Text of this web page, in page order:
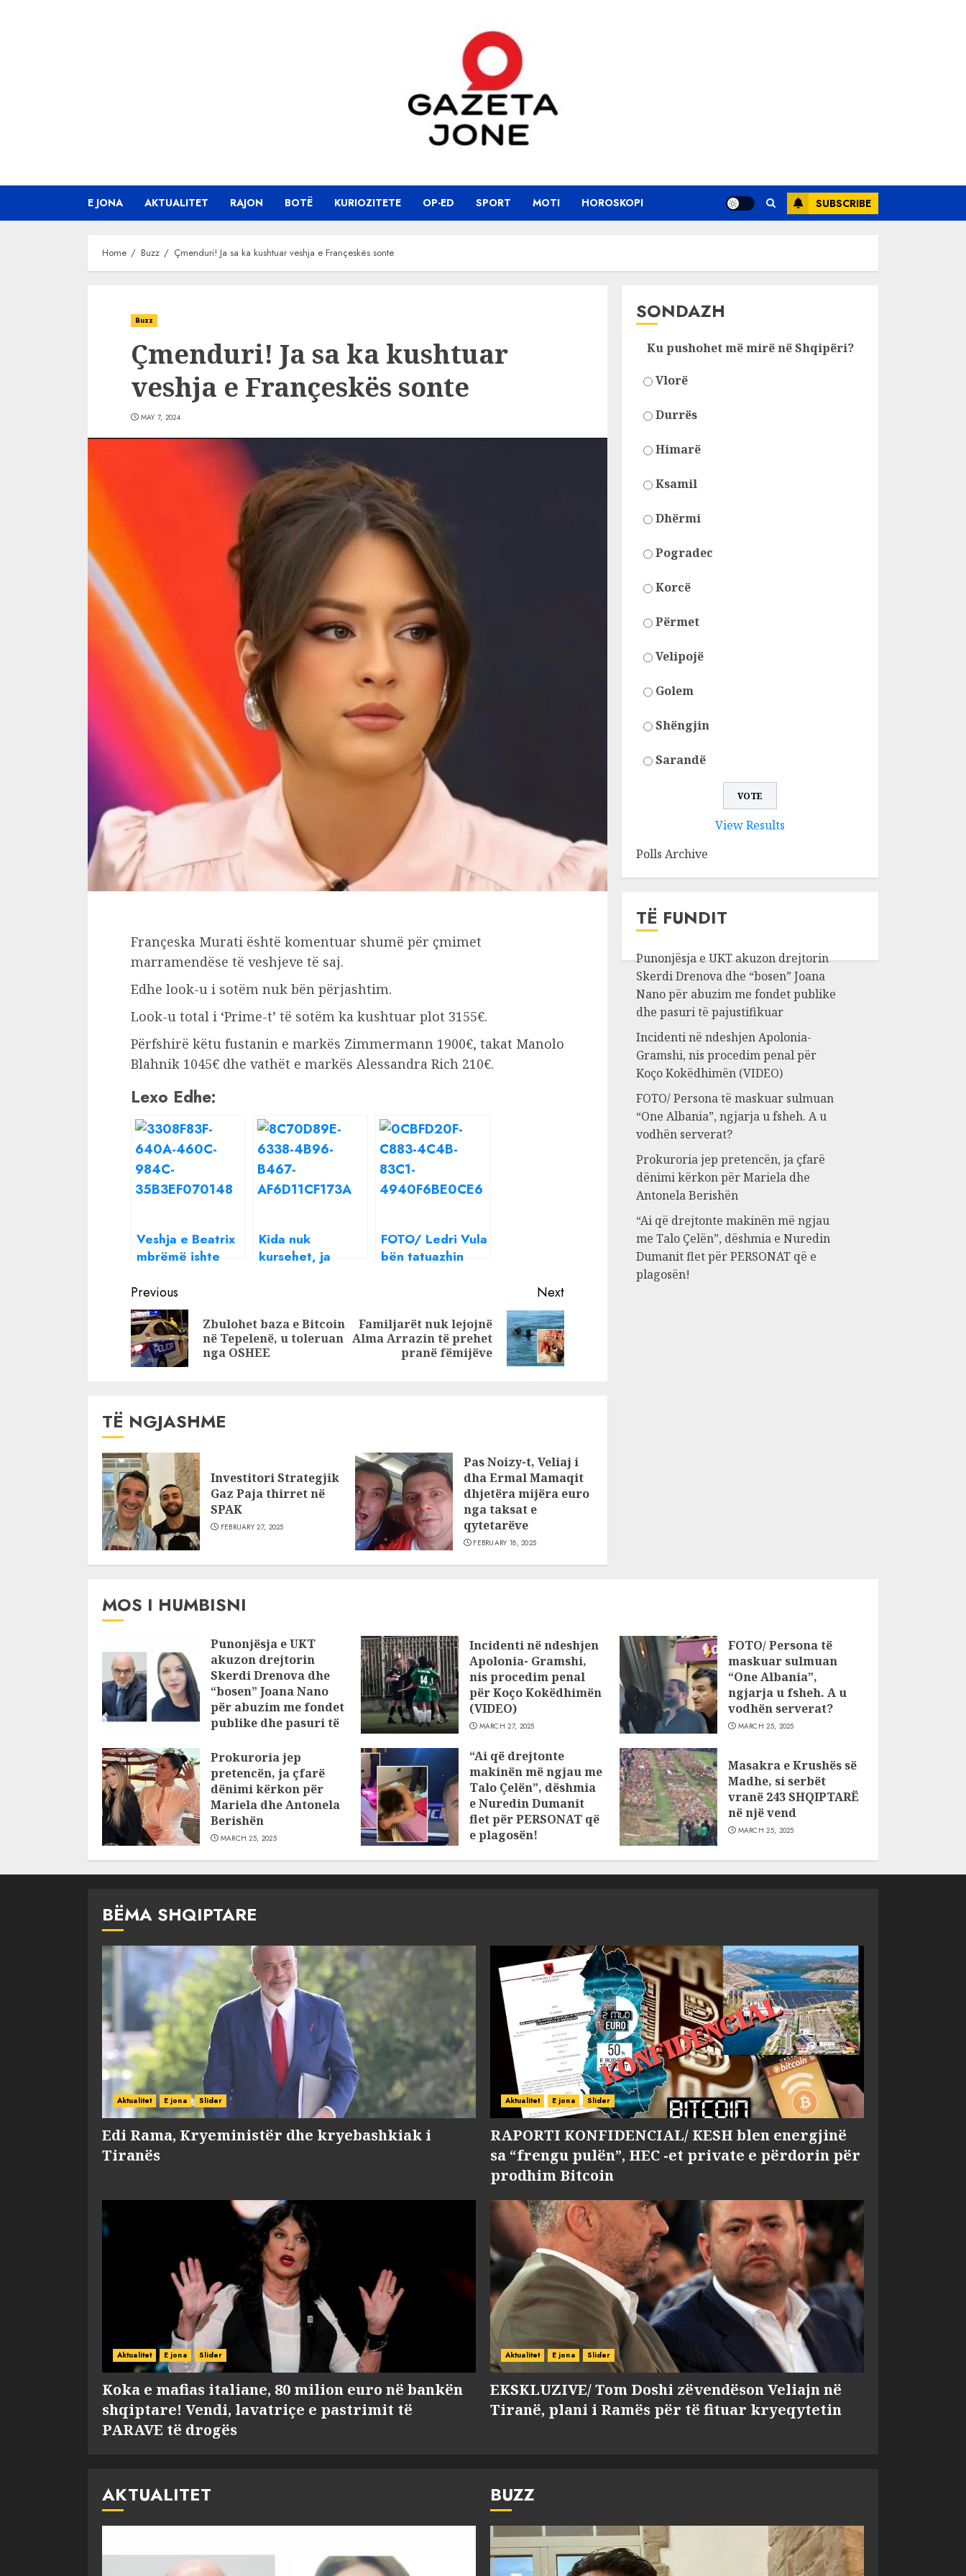
E JONA AKTUALITET RAJON BOTË KURIOZITETE OP-ED SPORT MOTI HOROSKOPI SUBSCRIBE
Home Buzz Çmenduri! Ja sa ka kushtuar veshja e Françeskës sonte
Buzz
Çmenduri! Ja sa ka kushtuar
veshja e Françeskës sonte
MAY 7, 2024
Françeska Murati është komentuar shumë për çmimet
marramendëse të veshjeve të saj.
Edhe look-u i sotëm nuk bën përjashtim.
Look-u total i ‘Prime-t’ të sotëm ka kushtuar plot 3155€.
Përfshirë këtu fustanin e markës Zimmermann 1900€, takat Manolo
Blahnik 1045€ dhe vathët e markës Alessandra Rich 210€.
Lexo Edhe:
Veshja e Beatrix
mbrëmë ishte
dini sa ka
kushtuar?
Kida nuk
kursehet, ja
saj e fundit
FOTO/ Ledri Vula
bën tatuazhin
Continue
Reading
Previous
Previous
Zbulohet baza e Bitcoin
në Tepelenë, u toleruan
nga OSHEE
Next
Next
Familjarët nuk lejojnë
Alma Arrazin të prehet
pranë fëmijëve
TË NGJASHME
Investitori Strategjik
Gaz Paja thirret në
SPAK
FEBRUARY 27, 2025
Pas Noizy-t, Veliaj i
dha Ermal Mamaqit
dhjetëra mijëra euro
nga taksat e
qytetarëve
FEBRUARY 18, 2025
SONDAZH
Ku pushohet më mirë në Shqipëri?
Vlorë
Durrës
Himarë
Ksamil
Dhërmi
Pogradec
Korcë
Përmet
Velipojë
Golem
Shëngjin
Sarandë
View Results
Polls Archive
TË FUNDIT
Punonjësja e UKT akuzon drejtorin
Skerdi Drenova dhe “bosen” Joana
Nano për abuzim me fondet publike
dhe pasuri të pajustifikuar
Incidenti në ndeshjen Apolonia-
Gramshi, nis procedim penal për
Koço Kokëdhimën (VIDEO)
FOTO/ Persona të maskuar sulmuan
“One Albania”, ngjarja u fsheh. A u
vodhën serverat?
Prokuroria jep pretencën, ja çfarë
dënimi kërkon për Mariela dhe
Antonela Berishën
“Ai që drejtonte makinën më ngjau
me Talo Çelën”, dëshmia e Nuredin
Dumanit flet për PERSONAT që e
plagosën!
MOS I HUMBISNI
Punonjësja e UKT
akuzon drejtorin
Skerdi Drenova dhe
“bosen” Joana Nano
për abuzim me fondet
publike dhe pasuri të
JULY 24, 2025
Incidenti në ndeshjen
Apolonia- Gramshi,
nis procedim penal
për Koço Kokëdhimën
(VIDEO)
MARCH 27, 2025
FOTO/ Persona të
maskuar sulmuan
“One Albania”,
ngjarja u fsheh. A u
vodhën serverat?
MARCH 25, 2025
Prokuroria jep
pretencën, ja çfarë
dënimi kërkon për
Mariela dhe Antonela
Berishën
MARCH 25, 2025
“Ai që drejtonte
makinën më ngjau me
Talo Çelën”, dëshmia
e Nuredin Dumanit
flet për PERSONAT që
e plagosën!
Masakra e Krushës së
Madhe, si serbët
vranë 243 SHQIPTARË
në një vend
MARCH 25, 2025
BËMA SHQIPTARE
Aktualitet E jona Slider
Edi Rama, Kryeministër dhe kryebashkiak i
Tiranës
Aktualitet E jona Slider
RAPORTI KONFIDENCIAL/ KESH blen energjinë
sa “frengu pulën”, HEC -et private e përdorin për
prodhim Bitcoin
Aktualitet E jona Slider
Koka e mafias italiane, 80 milion euro në bankën
shqiptare! Vendi, lavatriçe e pastrimit të
PARAVE të drogës
Aktualitet E jona Slider
EKSKLUZIVE/ Tom Doshi zëvendëson Veliajn në
Tiranë, plani i Ramës për të fituar kryeqytetin
AKTUALITET BUZZ